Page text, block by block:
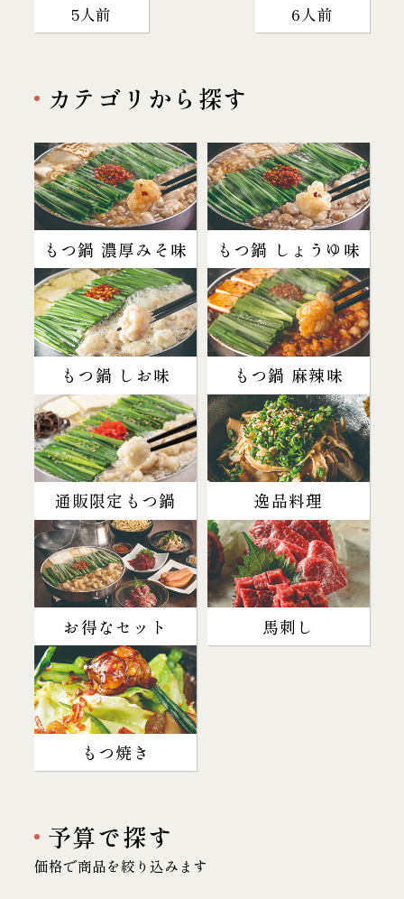
5人前 6人前
カテゴリから探す
もつ鍋 濃厚みそ味 もつ鍋 しょうゆ味
もつ鍋 しお味 もつ鍋 麻辣味
通販限定もつ鍋 逸品料理
お得なセット 馬刺し
もつ焼き
予算で探す
価格で商品を絞り込みます